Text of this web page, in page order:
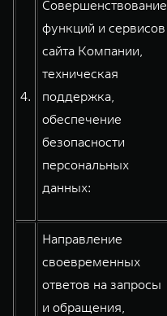
4.
Совершенствование
функций и сервисов
сайта Компании,
техническая
поддержка,
обеспечение
безопасности
персональных
данных:
Направление
своевременных
ответов на запросы
и обращения,